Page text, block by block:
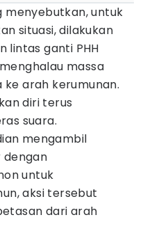
menyebutkan, untuk
situasi, dilakukan
lintas ganti PHH
massa
arah kerumunan.
diri terus
suara.
mengambil
dengan
untuk
aksi tersebut
dari arah